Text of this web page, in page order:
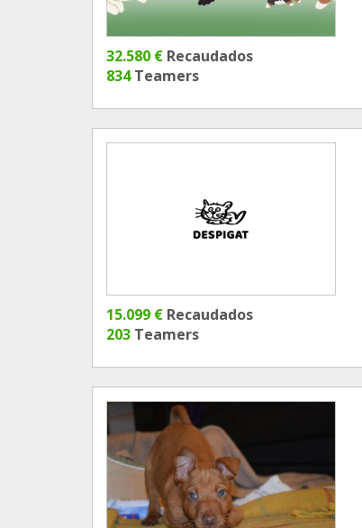
32.580 € Recaudados
834Teamers
15.099 € Recaudados
203 Teamers